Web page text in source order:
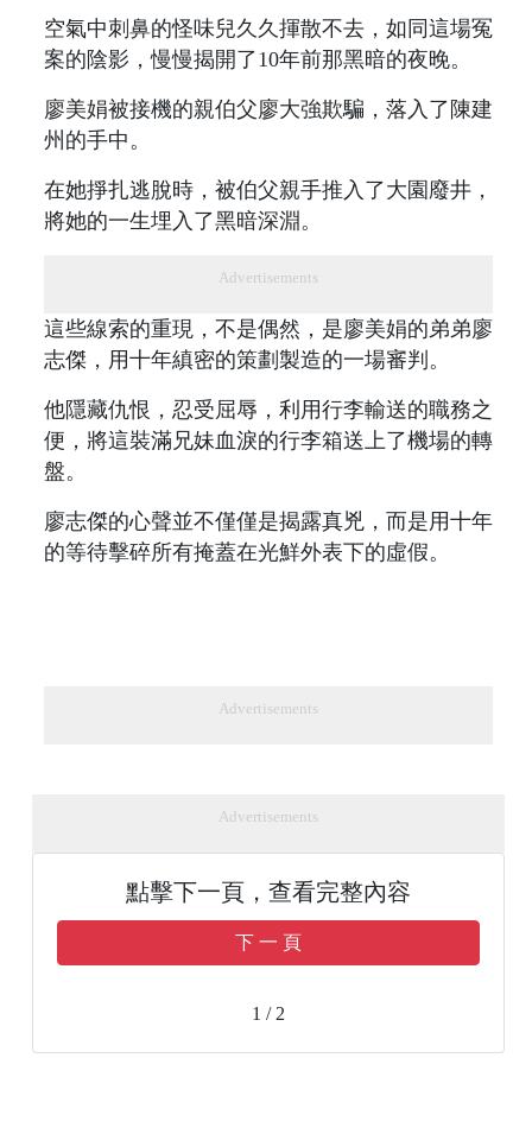
空氣中刺鼻的怪味兒久久揮散不去，如同這場冤
案的陰影，慢慢揭開了10年前那黑暗的夜晚。
廖美娟被接機的親伯父廖大強欺騙，落入了陳建
州的手中。
在她掙扎逃脫時，被伯父親手推入了大園廢井，
將她的一生埋入了黑暗深淵。
Advertisements
這些線索的重現，不是偶然，是廖美娟的弟弟廖
志傑，用十年縝密的策劃製造的一場審判。
他隱藏仇恨，忍受屈辱，利用行李輸送的職務之
便，將這裝滿兄妹血淚的行李箱送上了機場的轉
盤。
廖志傑的心聲並不僅僅是揭露真兇，而是用十年
的等待擊碎所有掩蓋在光鮮外表下的虛假。
Advertisements
Advertisements
點擊下一頁，查看完整內容
下 一 頁
1 / 2